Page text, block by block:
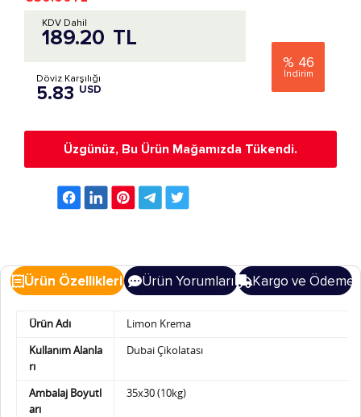
% 46
İndirim
189.20 TL
KDV Dahil
Döviz Karşılığı
5.83 USD
Üzgünüz, Bu Ürün Mağamızda Tükendi.
Ürün Özellikleri Ürün Yorumları Kargo ve Ödeme
Ürün Adı
Limon Krema
Kullanım Alanla
rı
Dubai Çikolatası
Ambalaj Boyutl
arı
35x30 (10kg)